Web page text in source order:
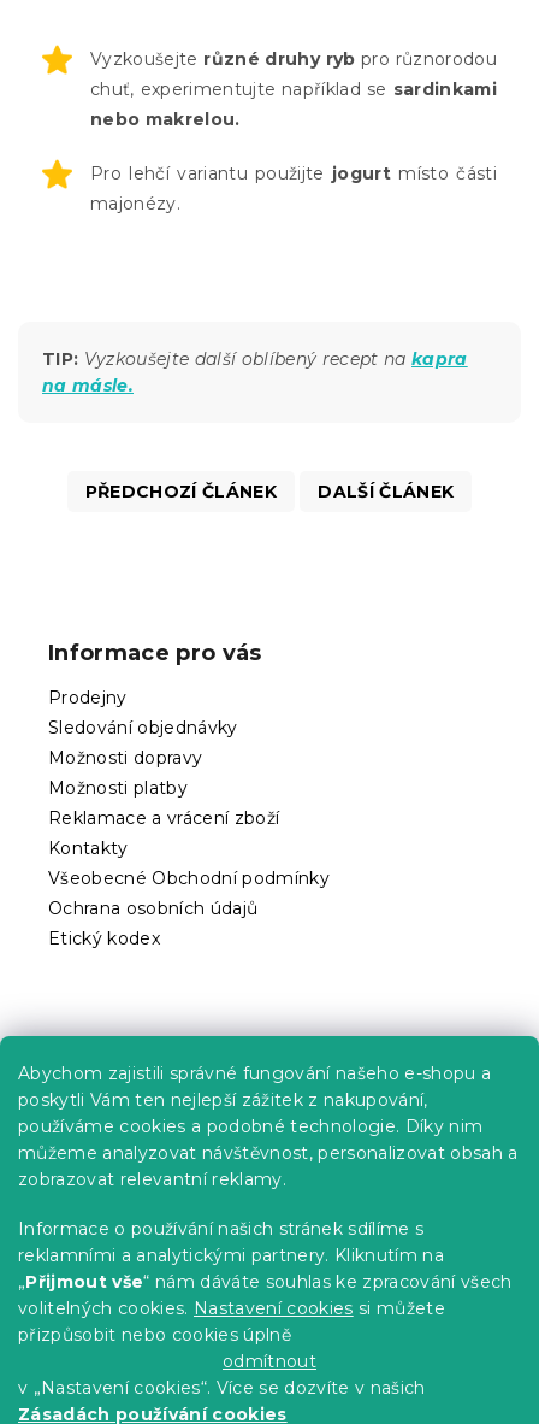
Abychom zajistili správné fungování našeho e-shopu a
poskytli Vám ten nejlepší zážitek z nakupování,
používáme cookies a podobné technologie. Díky nim
můžeme analyzovat návštěvnost, personalizovat obsah a
zobrazovat relevantní reklamy.
Informace o používání našich stránek sdílíme s
reklamními a analytickými partnery. Kliknutím na
„Přijmout vše“ nám dáváte souhlas ke zpracování všech
volitelných cookies. Nastavení cookies si můžete
přizpůsobit nebo cookies úplně
odmítnout
v „Nastavení cookies“. Více se dozvíte v našich
Zásadách používání cookies
Vyzkoušejte různé druhy ryb pro různorodou
chuť, experimentujte například se sardinkami
nebo makrelou.
Pro lehčí variantu použijte jogurt místo části
majonézy.
TIP: Vyzkoušejte další oblíbený recept nakapra
na másle.
PŘEDCHOZÍ ČLÁNEK DALŠÍ ČLÁNEK
Informace pro vás
Prodejny
Sledování objednávky
Možnosti dopravy
Možnosti platby
Reklamace a vrácení zboží
Kontakty
Všeobecné Obchodní podmínky
Ochrana osobních údajů
Etický kodex
Kariéra
Poptávky a B2B spolupráce
Proč se u nás registrovat?
Věrnostní program - Sleva až 10 %
Návody
Tabulky velikostí
Blog